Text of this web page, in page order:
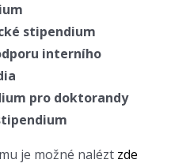
stipendium
interního
pro doktorandy
je možné nalézt zde